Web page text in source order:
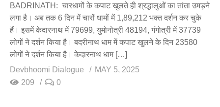
BADRINATH: चारधामों के कपाट खुलते ही श्रद्धालुओं का तांता उमड़ने
लगा है। अब तक 6 दिन में चारों धामों में 1,89,212 भक्त दर्शन कर चुके
हैं। इसमें केदारनाथ में 79699, युमोनोत्री 48194, गंगोत्री में 37739
लोगों ने दर्शन किया है। बदरीनाथ धाम में कपाट खुलने के दिन 23580
लोगों ने दर्शन किया है। केदारनाथ धाम […]
Devbhoomi Dialogue
MAY 5, 2025
209
0